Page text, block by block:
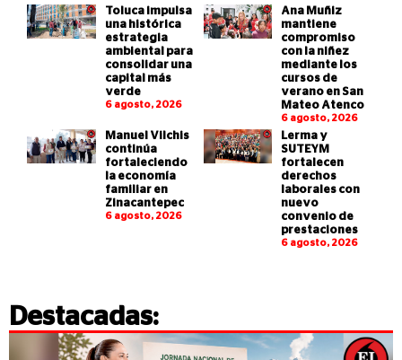
Toluca impulsa
una histórica
estrategia
ambiental para
consolidar una
capital más
verde
6 agosto, 2026
Ana Muñiz
mantiene
compromiso
con la niñez
mediante los
cursos de
verano en San
Mateo Atenco
6 agosto, 2026
Manuel Vilchis
continúa
fortaleciendo
la economía
familiar en
Zinacantepec
6 agosto, 2026
Lerma y
SUTEYM
fortalecen
derechos
laborales con
nuevo
convenio de
prestaciones
6 agosto, 2026
Destacadas: